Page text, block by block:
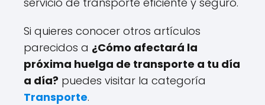
Si quieres conocer otros artículos
parecidos a ¿Cómo afectará la
próxima huelga de transporte a tu día
a día? puedes visitar la categoría
Transporte.